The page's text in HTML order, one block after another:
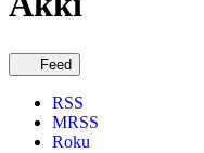
Feed
RSS
MRSS
Roku